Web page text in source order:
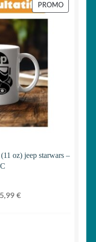
:
€.
actuel
est :
15,99 €.
PROMOPRODUIT
oz) jeep starwars –
€Le